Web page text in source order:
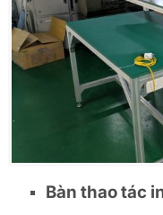
Bàn thao tác